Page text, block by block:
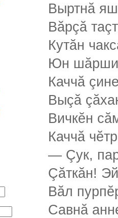
Выртнă
Вăрçă
Кутăн
Юн
Каччă
Выçă
Вичкĕн
Каччă
— Çук,
Çăткăн!
Вăл
Савнă